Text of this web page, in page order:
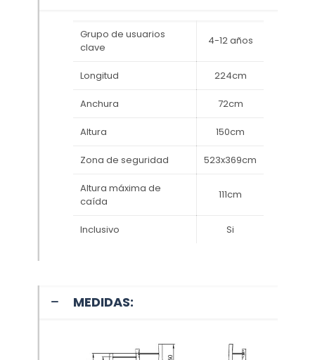
Grupo de usuarios
clave
4-12 años
Longitud 224cm
Anchura 72cm
Altura 150cm
Zona de seguridad 523x369cm
Altura máxima de
caída
111cm
Inclusivo Si
MEDIDAS: